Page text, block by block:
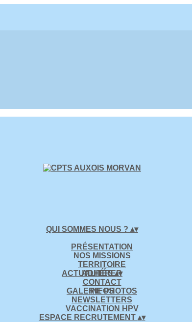
QUI SOMMES NOUS ? ▴▾
PRÉSENTATION
NOS MISSIONS
TERRITOIRE
ADHÉRER
CONTACT
GALERIE PHOTOS
ACTUALITÉS▴▾
INFOS
NEWSLETTERS
VACCINATION HPV
ESPACE RECRUTEMENT ▴▾